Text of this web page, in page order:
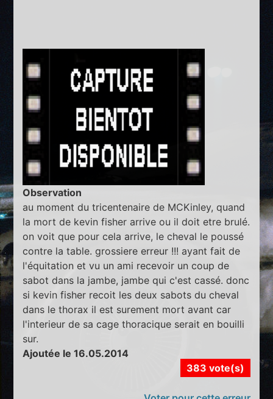
Observation
au moment du tricentenaire de MCKinley, quand
la mort de kevin fisher arrive ou il doit etre brulé.
on voit que pour cela arrive, le cheval le poussé
contre la table. grossiere erreur !!! ayant fait de
l'équitation et vu un ami recevoir un coup de
sabot dans la jambe, jambe qui c'est cassé. donc
si kevin fisher recoit les deux sabots du cheval
dans le thorax il est surement mort avant car
l'interieur de sa cage thoracique serait en bouilli
sur.
Ajoutée le 16.05.2014
383 vote(s)